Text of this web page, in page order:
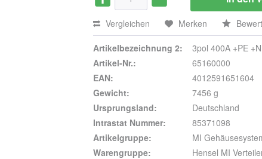
Vergleichen Merken
Artikelbezeichnung 2:
3pol 400A +PE +N
Artikel-Nr.:
65160000
EAN:
4012591651604
Gewicht:
7456 g
Ursprungsland:
Deutschland
Intrastat Nummer:
85371098
Artikelgruppe:
MI
Warengruppe:
Hensel MI